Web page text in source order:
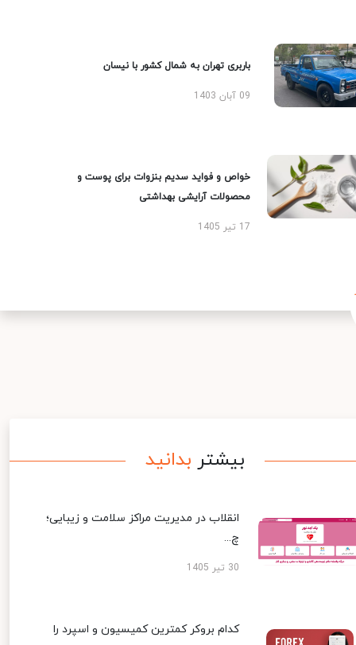
باربری تهران به شمال کشور با نیسان
09 آبان 1403
خواص و فواید سدیم بنزوات برای پوست و
محصولات آرایشی بهداشتی
17 تیر 1405
بیشتر بدانید
انقلاب در مدیریت مراکز سلامت و زیبایی؛
چ...
30 تیر 1405
کدام بروکر کمترین کمیسیون و اسپرد را